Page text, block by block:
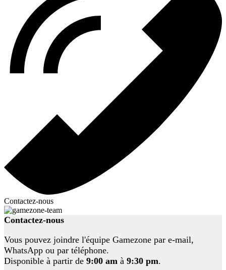
Contactez-nous
Contactez-nous
Vous pouvez joindre l'équipe Gamezone par e-mail,
WhatsApp ou par téléphone.
Disponible à partir de 9:00 am à 9:30 pm.